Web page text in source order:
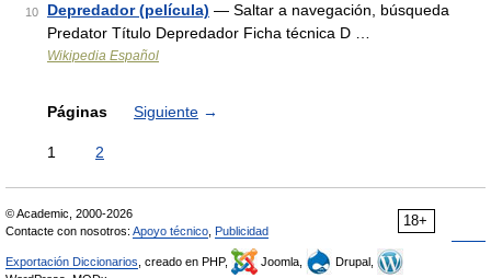
10 Depredador (película) — Saltar a navegación, búsqueda
Predator Título Depredador Ficha técnica D …
Wikipedia Español
Páginas Siguiente →
1 2
18+
© Academic, 2000-2026
Contacte con nosotros: Apoyo técnico Publicidad
Exportación Diccionarios , creado en PHP, Joomla,
Drupal,